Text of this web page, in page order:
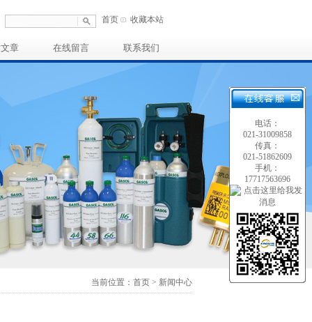
首页 收藏本站
章 在线留言 联系我们
当前位置：首页 > 新闻中心
电话：
021-31009858
传真：
021-51862609
手机：
17717563696